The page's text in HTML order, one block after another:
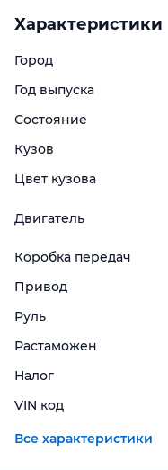
Характеристики
Город
Год выпуска
Состояние
Кузов
Цвет кузова
Двигатель
Коробка передач
Привод
Руль
Растаможен
Налог
VIN код
Все характеристики